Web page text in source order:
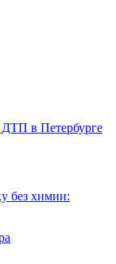
ДТП в Петербурге
без химии: